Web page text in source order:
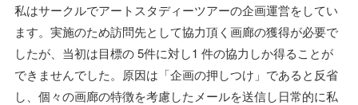
私はサークルでアートスタディーツアーの企画運営をしてい
ます。実施のため訪問先として協力頂く画廊の獲得が必要で
したが、当初は目標の 5件に対し1 件の協力しか得ることが
できませんでした。原因は「企画の押しつけ」であると反省
し、個々の画廊の特徴を考慮したメールを送信し日常的に私